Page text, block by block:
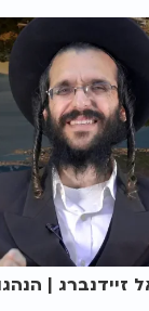
זיידנברג |